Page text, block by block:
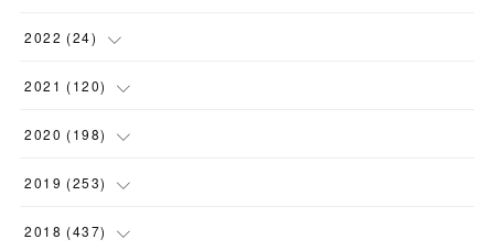
(1 )
(1)
(1 )
(2)
(1)
(1)
(2)
2022 (24)
(5)
(2)
(2)
(1)
2021 (120)
(12)
(3)
(1)
2020 (198)
(12)
(11)
2019 (253)
(14)
2018 (437)